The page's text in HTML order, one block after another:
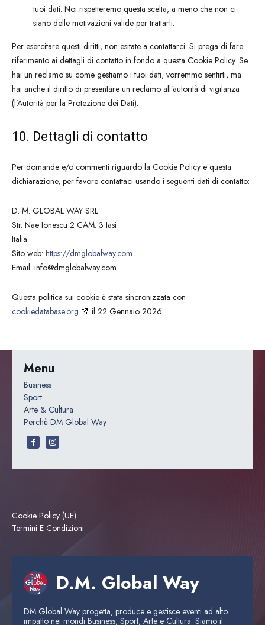
tuoi dati. Noi rispetteremo questa scelta, a meno che non ci
siano delle motivazioni valide per trattarli.
Per esercitare questi diritti, non esitate a contattarci. Si prega di fare
riferimento ai dettagli di contatto in fondo a questa Cookie Policy. Se
hai un reclamo su come gestiamo i tuoi dati, vorremmo sentirti, ma
hai anche il diritto di presentare un reclamo all’autorità di vigilanza
(l’Autorità per la Protezione dei Dati).
10. Dettagli di contatto
Per domande e/o commenti riguardo la Cookie Policy e questa
dichiarazione, per favore contattaci usando i seguenti dati di contatto:
D. M. GLOBAL WAY SRL
Str. Nae Ionescu 2 CAM. 3 Iasi
Italia
Sito web: https://dmglobalway.com
Email: info@dmglobalway.com
Questa politica sui cookie è stata sincronizzata con
cookiedatabase.org
il 22 Gennaio 2026.
Menu
Business
Sport
Arte & Cultura
Perchè DM Global Way
Cookie Policy (UE)
Termini E Condizioni
D.M. Global Way
DM Global Way progetta, produce e gestisce eventi ad alto
impatto nei mondi Business, Sport, Arte e Cultura. Siamo il